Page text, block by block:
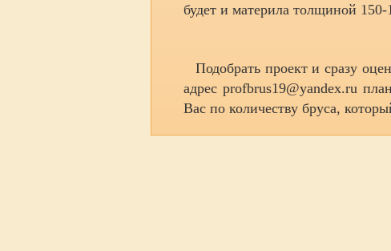
будет и материла толщиной
Подобрать проект и сразу
адрес profbrus19@yandex.ru
Вас по количеству бруса,